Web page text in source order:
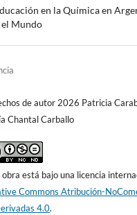
en la Química en
el Mundo
de autor 2026 Patricia
Chantal Carballo
obra está bajo una licencia
Commons Atribución-
4.0.